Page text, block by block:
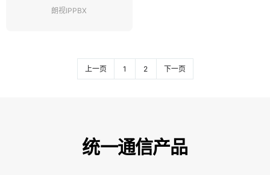
朗视IPPBX
上一页 1 2 下一页
统一通信产品